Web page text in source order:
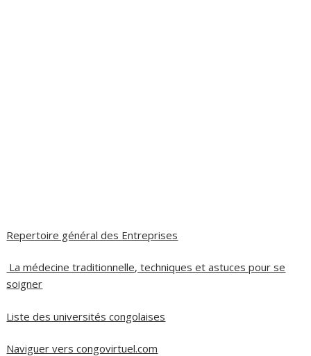
Repertoire général des Entreprises
La médecine traditionnelle, techniques et astuces pour se
soigner
Liste des universités congolaises
Naviguer vers congovirtuel.com